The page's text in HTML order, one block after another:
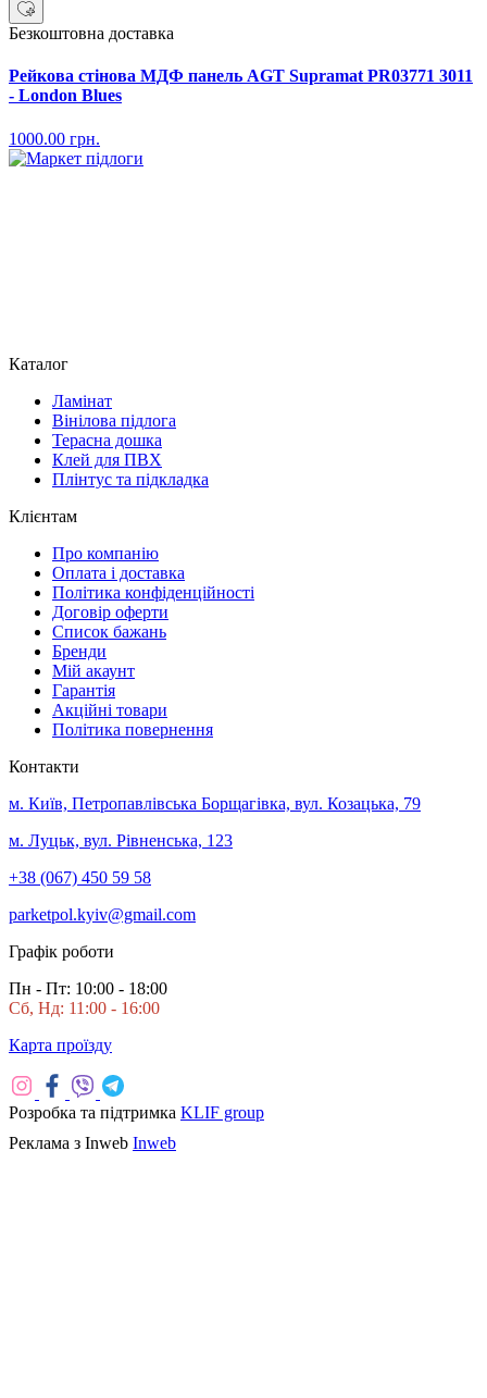
Безкоштовна доставка
Рейкова стінова МДФ панель AGT Supramat PR03771 3011
- London Blues
1000.00 грн.
Каталог
Ламінат
Вінілова підлога
Терасна дошка
Клей для ПВХ
Плінтус та підкладка
Клієнтам
Про компанію
Оплата і доставка
Політика конфіденційності
Договір оферти
Список бажань
Бренди
Мій акаунт
Гарантія
Акційні товари
Політика повернення
Контакти
м. Київ, Петропавлівська Борщагівка, вул. Козацька, 79
м. Луцьк, вул. Рівненська, 123
+38 (067) 450 59 58
parketpol.kyiv@gmail.com
Графік роботи
Пн - Пт: 10:00 - 18:00
Сб, Нд: 11:00 - 16:00
Карта проїзду
Розробка та підтримка KLIF group
Реклама з Inweb Inweb